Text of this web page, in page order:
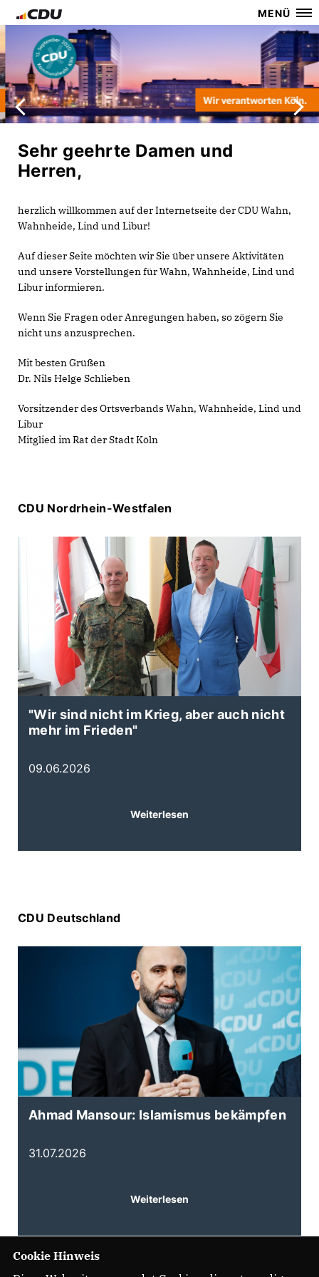
MENÜ
Sehr geehrte Damen und
Herren,
herzlich willkommen auf der Internetseite der CDU Wahn,
Wahnheide, Lind und Libur!
Auf dieser Seite möchten wir Sie über unsere Aktivitäten
und unsere Vorstellungen für Wahn, Wahnheide, Lind und
Libur informieren.
Wenn Sie Fragen oder Anregungen haben, so zögern Sie
nicht uns anzusprechen.
Mit besten Grüßen
Dr. Nils Helge Schlieben
Vorsitzender des Ortsverbands Wahn, Wahnheide, Lind und
Libur
Mitglied im Rat der Stadt Köln
CDU Nordrhein-Westfalen
"Wir sind nicht im Krieg, aber auch nicht
mehr im Frieden"
09.06.2026
Weiterlesen
CDU Deutschland
Ahmad Mansour: Islamismus bekämpfen
31.07.2026
Weiterlesen
Cookie Hinweis